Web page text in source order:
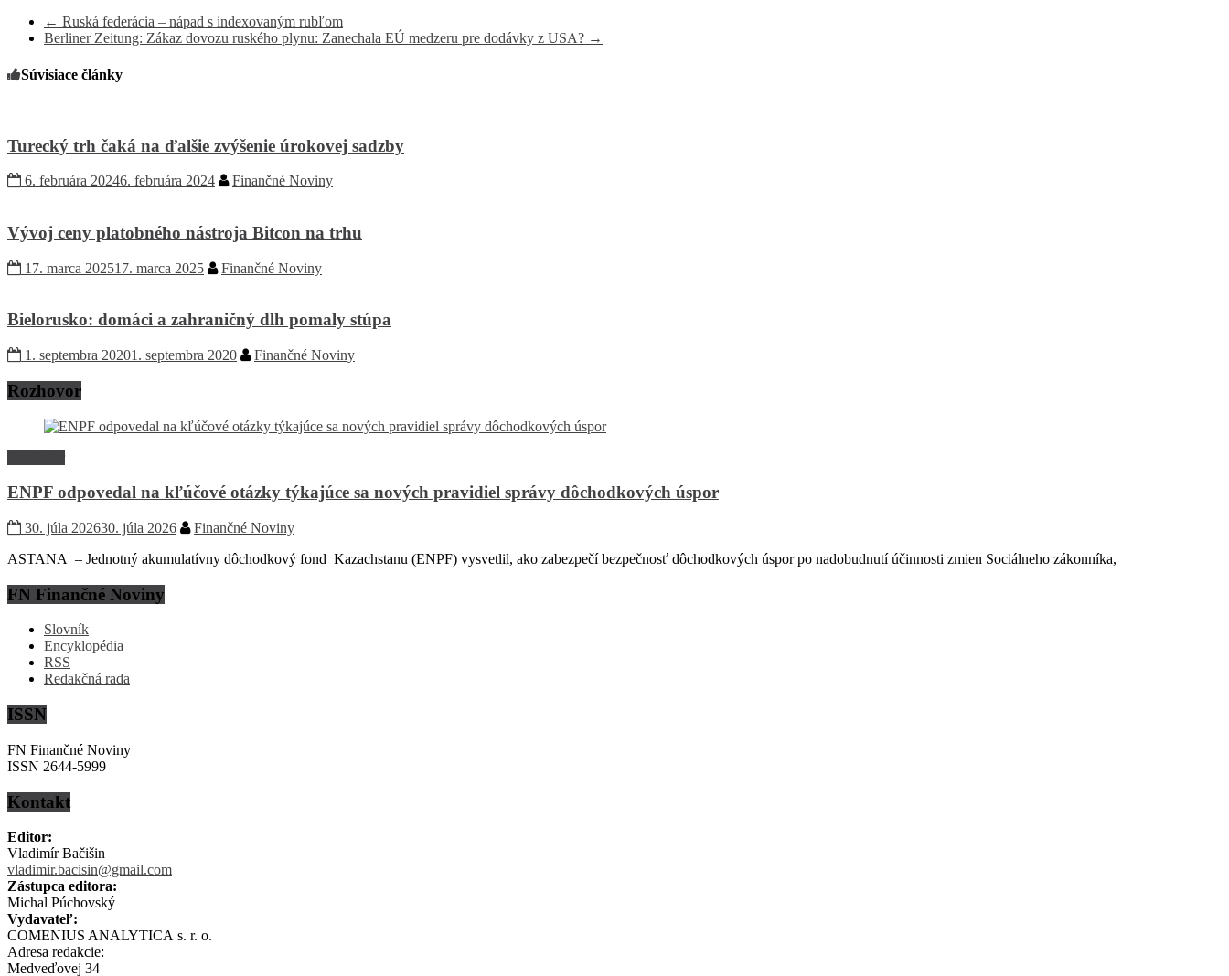
← Ruská federácia – nápad s indexovaným rubľom
Berliner Zeitung: Zákaz dovozu ruského plynu: Zanechala EÚ medzeru pre dodávky z USA? →
Súvisiace články
Turecký trh čaká na ďalšie zvýšenie úrokovej sadzby
6. februára 20246. februára 2024 Finančné Noviny
Vývoj ceny platobného nástroja Bitcon na trhu
17. marca 202517. marca 2025 Finančné Noviny
Bielorusko: domáci a zahraničný dlh pomaly stúpa
1. septembra 20201. septembra 2020 Finančné Noviny
Rozhovor
ENPF odpovedal na kľúčové otázky týkajúce sa nových pravidiel správy dôchodkových úspor
30. júla 202630. júla 2026
Finančné Noviny
ASTANA – Jednotný akumulatívny dôchodkový fond Kazachstanu (ENPF) vysvetlil, ako zabezpečí bezpečnosť dôchodkových úspor po nadobudnutí účinnosti zmien Sociálneho zákonníka,
FN Finančné Noviny
Slovník
Encyklopédia
RSS
Redakčná rada
ISSN
FN Finančné Noviny
ISSN 2644-5999
Kontakt
Editor:
Vladimír Bačišin
vladimir.bacisin@gmail.com
Zástupca editora:
Michal Púchovský
Vydavateľ:
COMENIUS ANALYTICA s. r. o.
Adresa redakcie:
Medveďovej 34